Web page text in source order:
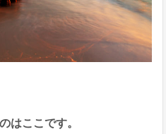
はここです。